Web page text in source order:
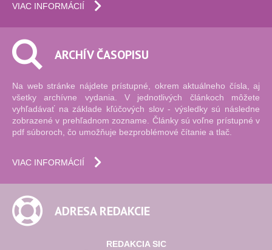
VIAC INFORMÁCIÍ
ARCHÍV ČASOPISU
Na web stránke nájdete prístupné, okrem aktuálneho čísla, aj
všetky archívne vydania. V jednotlivých článkoch môžete
vyhľadávať na základe kľúčových slov - výsledky sú následne
zobrazené v prehľadnom zozname. Články sú voľne prístupné v
pdf súboroch, čo umožňuje bezproblémové čítanie a tlač.
VIAC INFORMÁCIÍ
ADRESA REDAKCIE
REDAKCIA SIC